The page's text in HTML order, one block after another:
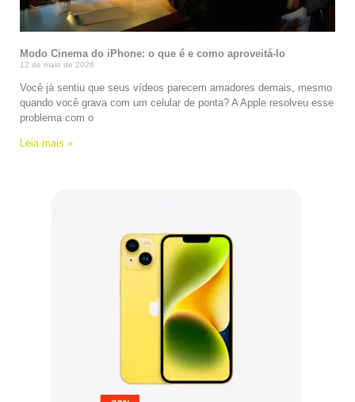
Modo Cinema do iPhone: o que é e como aproveitá-lo
12 de maio de 2026
Você já sentiu que seus vídeos parecem amadores demais, mesmo
quando você grava com um celular de ponta? A Apple resolveu esse
problema com o
Leia mais »